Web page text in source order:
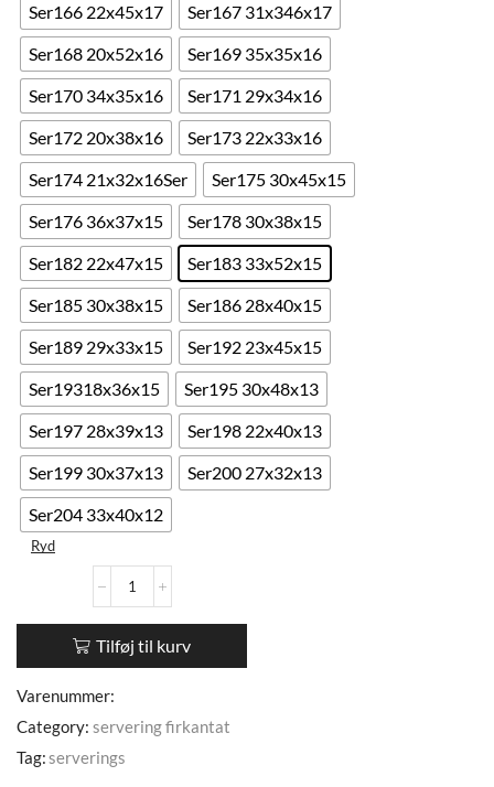
Ser166 22x45x17
Ser167 31x346x17
Ser168 20x52x16
Ser169 35x35x16
Ser170 34x35x16
Ser171 29x34x16
Ser172 20x38x16
Ser173 22x33x16
Ser174 21x32x16Ser
Ser175 30x45x15
Ser176 36x37x15
Ser178 30x38x15
Ser182 22x47x15
Ser183 33x52x15
Ser185 30x38x15
Ser186 28x40x15
Ser189 29x33x15
Ser192 23x45x15
Ser19318x36x15
Ser195 30x48x13
Ser197 28x39x13
Ser198 22x40x13
Ser199 30x37x13
Ser200 27x32x13
Ser204 33x40x12
Ryd
Tilføj til kurv
Varenummer:
Category: servering firkantat
Tag:serverings